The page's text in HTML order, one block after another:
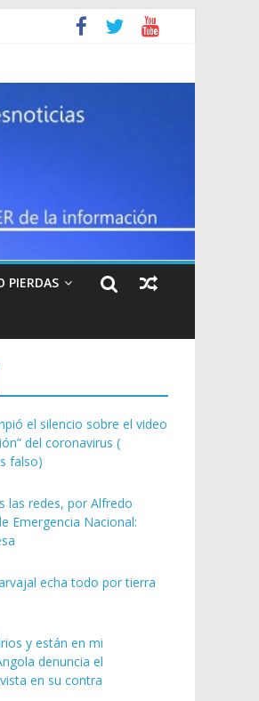
PIERDAS
el silencio sobre el video
del coronavirus (
falso)
las redes, por Alfredo
Emergencia Nacional:
echa todo por tierra
y están en mi
denuncia el
en su contra